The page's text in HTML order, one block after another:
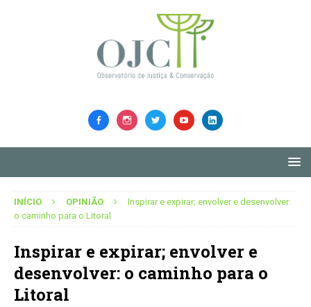
INÍCIO OPINIÃO
Inspirar e expirar; envolver e desenvolver:
o caminho para o Litoral
Inspirar e expirar; envolver e
desenvolver: o caminho para o
Litoral